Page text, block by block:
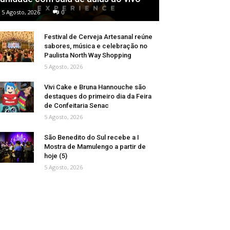
5 Agosto, 2026 0
Festival de Cerveja Artesanal reúne
sabores, música e celebração no
Paulista North Way Shopping
5 Agosto, 2026
Vivi Cake e Bruna Hannouche são
destaques do primeiro dia da Feira
de Confeitaria Senac
5 Agosto, 2026
São Benedito do Sul recebe a I
Mostra de Mamulengo a partir de
hoje (5)
5 Agosto, 2026